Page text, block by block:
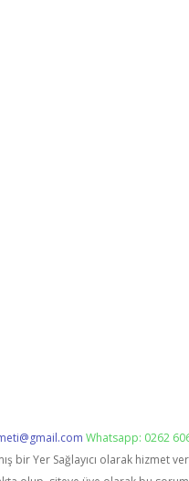
Whatsapp: 0262
bir Yer Sağlayıcı olarak